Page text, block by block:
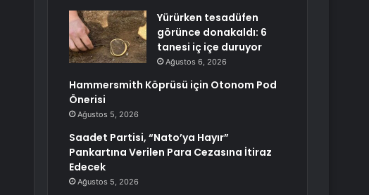
Yürürken tesadüfen
görünce donakaldı: 6
tanesi iç içe duruyor
Ağustos 6, 2026
Hammersmith Köprüsü için Otonom Pod
Önerisi
Ağustos 5, 2026
Saadet Partisi, “Nato’ya Hayır”
Pankartına Verilen Para Cezasına İtiraz
Edecek
Ağustos 5, 2026